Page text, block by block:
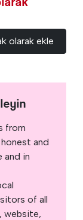
olarak ekle
from
and
and in
of all
website,